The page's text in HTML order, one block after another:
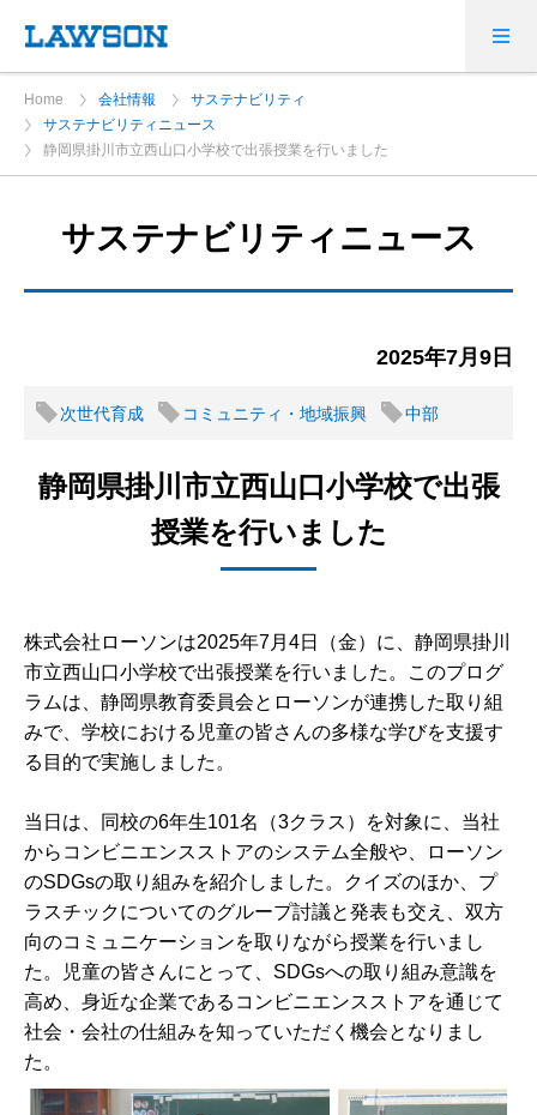
Home 会社情報
サステナビリティ
サステナビリティニュース
静岡県掛川市立西山口小学校で出張授業を行いました
サステナビリティニュース
2025年7月9日
次世代育成 コミュニティ・地域振興 中部
静岡県掛川市立西山口小学校で出張
授業を行いました
株式会社ローソンは2025年7月4日（金）に、静岡県掛川
市立西山口小学校で出張授業を行いました。このプログ
ラムは、静岡県教育委員会とローソンが連携した取り組
みで、学校における児童の皆さんの多様な学びを支援す
る目的で実施しました。
当日は、同校の6年生101名（3クラス）を対象に、当社
からコンビニエンスストアのシステム全般や、ローソン
のSDGsの取り組みを紹介しました。クイズのほか、プ
ラスチックについてのグループ討議と発表も交え、双方
向のコミュニケーションを取りながら授業を行いまし
た。児童の皆さんにとって、SDGsへの取り組み意識を
高め、身近な企業であるコンビニエンスストアを通じて
社会・会社の仕組みを知っていただく機会となりまし
た。